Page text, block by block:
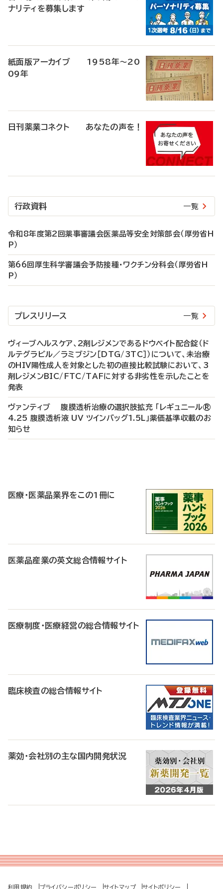
ナリティを募集します
紙面版アーカイブ 1958年～20
09年
日刊薬業コネクト あなたの声を！
行政資料 一覧
令和8年度第2回薬事審議会医薬品等安全対策部会（厚労省H
P）
第66回厚生科学審議会予防接種・ワクチン分科会（厚労省H
P）
プレスリリース 一覧
ヴィーブヘルスケア、2剤レジメンであるドウベイト配合錠（ド
ルテグラビル／ラミブジン［DTG/3TC］）について、未治療
のHIV陽性成人を対象とした初の直接比較試験において、3
剤レジメンBIC/FTC/TAFに対する非劣性を示したことを
発表
ヴァンティブ 腹膜透析治療の選択肢拡充 「レギュニール®
4.25 腹膜透析液 UV ツインバッグ1.5L」薬価基準収載のお
知らせ
医療・医薬品業界をこの1冊に
医薬品産業の英文総合情報サイト
医療制度・医療経営の総合情報サイト
臨床検査の総合情報サイト
薬効・会社別の主な国内開発状況
利用規約 プライバシーポリシー サイトマップ サイトポリシー